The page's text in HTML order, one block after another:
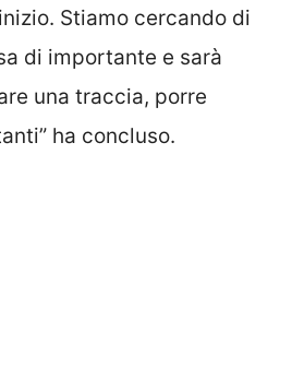
Stiamo cercando di
di importante e sarà
una traccia, porre
ha concluso.